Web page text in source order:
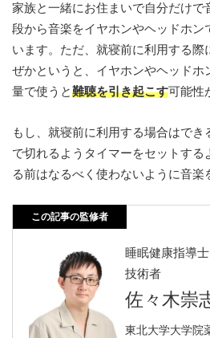
家族と一緒にお住まいで自分だけで
段から音楽をイヤホンやヘッドホン
います。ただ、就寝前に利用する際
ぜかというと、イヤホンやヘッドホ
量で使うと難聴を引き起こす可能性
もし、就寝前に利用する場合はで
で切れるようタイマーをセットする
る前はなるべく使わないように音楽
この記事の監修者
睡眠健康指導
技術者
佐々木崇
東北大学大学院